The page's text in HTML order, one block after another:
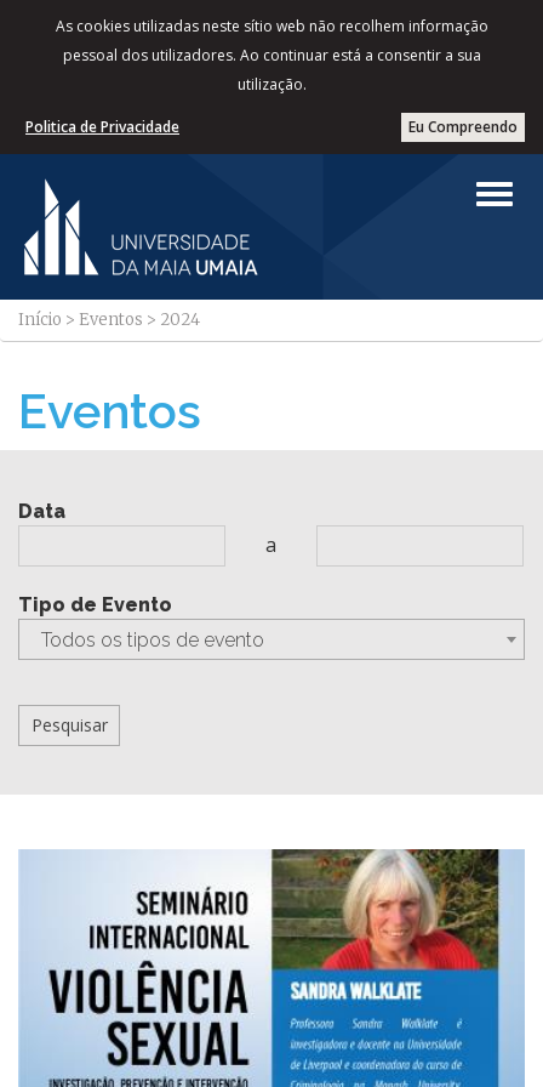
As cookies utilizadas neste sítio web não recolhem informação
pessoal dos utilizadores. Ao continuar está a consentir a sua
utilização.
Eu Compreendo
Politica de Privacidade
Início > Eventos > 2024
Eventos
Data
a
Tipo de Evento
Todos os tipos de evento